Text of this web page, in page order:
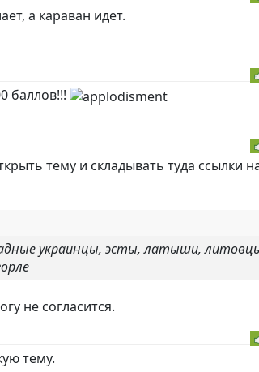
а караван идет.
баллов!!!
тему и складывать туда ссылки
украинцы, эсты, латыши,
не согласится.
тему.